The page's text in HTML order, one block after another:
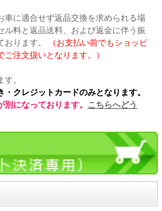
車に適合せず返品交換を求められる場
ル料と返品送料、および返金に伴う振
おります。
（お支払い前でもショッピ
注文扱いとなります。）
。
クレジットカードのみとなります。
になっております。 こちらへどう